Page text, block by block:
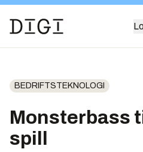
BEDRIFTSTEKNOLOGI
Monsterbass
spill